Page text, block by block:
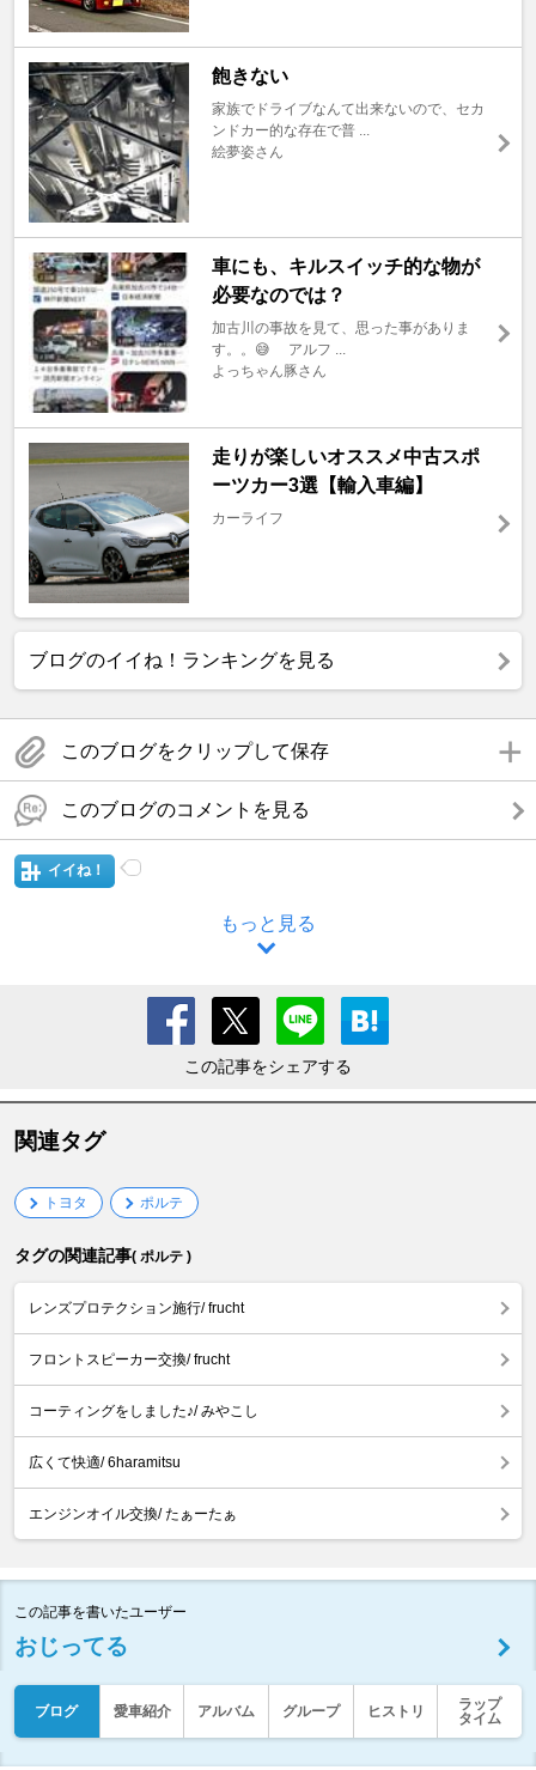
飽きない
家族でドライブなんて出来ないので、セカ
ンドカー的な存在で普 ...
絵夢姿さん
車にも、キルスイッチ的な物が
必要なのでは？
加古川の事故を見て、思った事がありま
す。。😅 アルフ ...
よっちゃん豚さん
走りが楽しいオススメ中古スポ
ーツカー3選【輸入車編】
カーライフ
ブログのイイね！ランキングを見る
このブログをクリップして保存
このブログのコメントを見る
イイね！
もっと見る
この記事をシェアする
関連タグ
トヨタ ポルテ
タグの関連記事( ポルテ )
レンズプロテクション施行/ frucht
フロントスピーカー交換/ frucht
コーティングをしました♪/ みやこし
広くて快適/ 6haramitsu
エンジンオイル交換/ たぁーたぁ
この記事を書いたユーザー
おじってる
ブログ 愛車紹介 アルバム グループ ヒストリ
ラップ
タイム